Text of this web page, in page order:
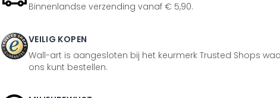
Binnenlandse verzending vanaf € 5,90.
VEILIG KOPEN
Wall-art is aangesloten bij het keurmerk Trusted Shops
ons kunt bestellen.